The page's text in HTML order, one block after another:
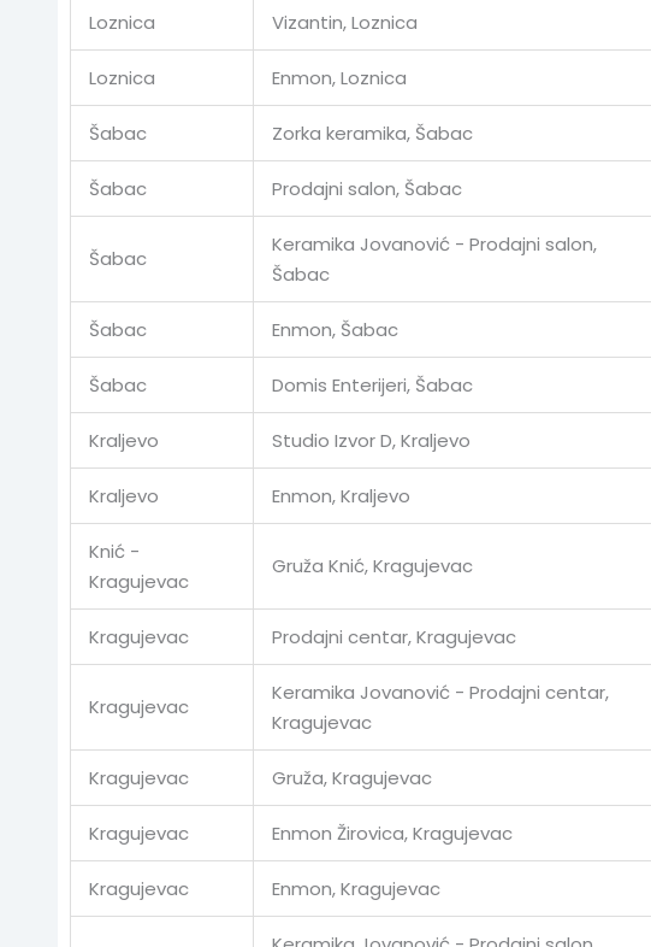
Loznica Vizantin, Loznica
Loznica Enmon, Loznica
Šabac Zorka keramika, Šabac
Šabac Prodajni salon, Šabac
Šabac
Keramika Jovanović - Prodajni salon,
Šabac
Šabac Enmon, Šabac
Šabac Domis Enterijeri, Šabac
Kraljevo Studio Izvor D, Kraljevo
Kraljevo Enmon, Kraljevo
Knić -
Kragujevac
Gruža Knić, Kragujevac
Kragujevac Prodajni centar, Kragujevac
Kragujevac
Keramika Jovanović - Prodajni centar,
Kragujevac
Kragujevac Gruža, Kragujevac
Kragujevac Enmon Žirovica, Kragujevac
Kragujevac Enmon, Kragujevac